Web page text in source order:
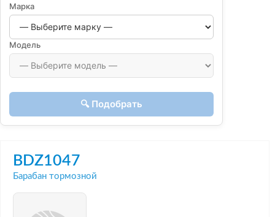
Марка
Модель
🔍 Подобрать
BDZ1047
Барабан тормозной